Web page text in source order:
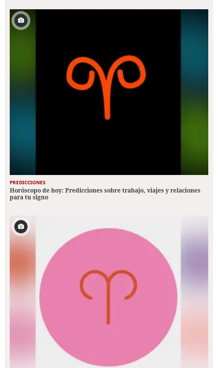
PREDICCIONES
Horóscopo de hoy: Predicciones sobre trabajo, viajes y relaciones
para tu signo